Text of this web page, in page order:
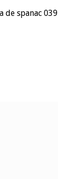
de spanac 039